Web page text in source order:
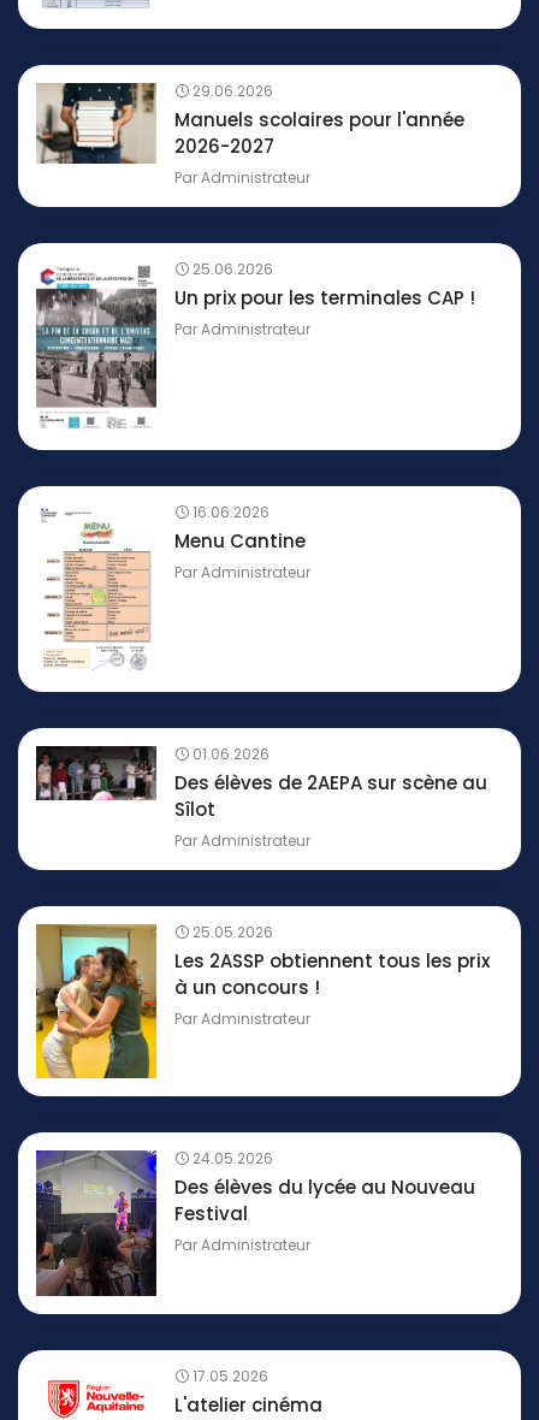
29.06.2026
Manuels scolaires pour l'année
2026-2027
ParAdministrateur
25.06.2026
Un prix pour les terminales CAP !
ParAdministrateur
16.06.2026
Menu Cantine
ParAdministrateur
01.06.2026
Des élèves de 2AEPA sur scène au
Sîlot
ParAdministrateur
25.05.2026
Les 2ASSP obtiennent tous les prix
à un concours !
ParAdministrateur
24.05.2026
Des élèves du lycée au Nouveau
Festival
ParAdministrateur
17.05.2026
L'atelier cinéma